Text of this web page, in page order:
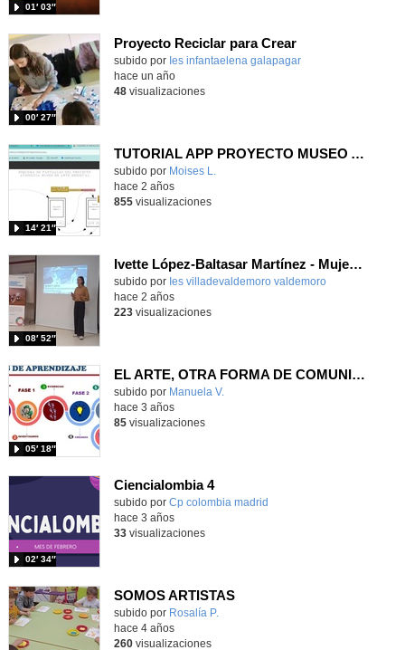
01′ 03″
Proyecto Reciclar para Crear
subido por Ies infantaelena galapagar
00′ 27″
-
hace un año
48visualizaciones
TUTORIAL APP PROYECTO MUSEO ARTE MEDIEVAL (2º ESO)
Contenido educativo.
subido por Moises L.
14′ 21″
hace 2 años
855visualizaciones
Ivette López-Baltasar Martínez - Mujer y arte historia de la representación femenina
Contenido educativo.
subido por Ies villadevaldemoro valdemoro
08′ 52″
-
hace 2 años
223visualizaciones
EL ARTE, OTRA FORMA DE COMUNICAR
Contenido educativo.
subido por Manuela V.
05′ 18″
hace 3 años
85visualizaciones
Ciencialombia 4
Contenido educativo.
subido por Cp colombia madrid
02′ 34″
hace 3 años
33visualizaciones
SOMOS ARTISTAS
Contenido educativo.
subido por Rosalía P.
hace 4 años
260visualizaciones